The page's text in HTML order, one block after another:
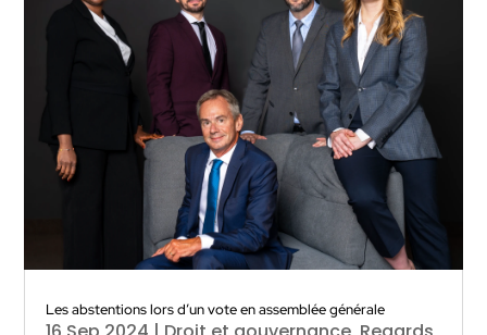
Les abstentions lors d’un vote en assemblée générale